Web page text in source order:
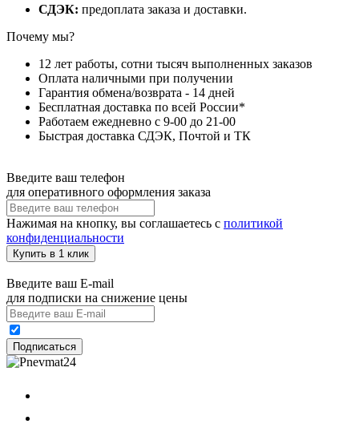
СДЭК: предоплата заказа и доставки.
Почему мы?
12 лет работы, сотни тысяч выполненных заказов
Оплата наличными при получении
Гарантия обмена/возврата - 14 дней
Бесплатная доставка по всей России*
Работаем ежедневно с 9-00 до 21-00
Быстрая доставка СДЭК, Почтой и ТК
Введите ваш телефон
для оперативного оформления заказа
Нажимая на кнопку, вы соглашаетесь с политикой
конфиденциальности
Купить в 1 клик
Введите ваш E-mail
для подписки на снижение цены
Подписаться